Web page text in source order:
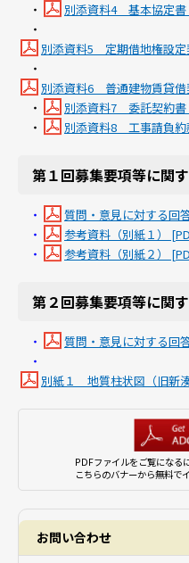
・
別添資料4 基本協定書
・
別添資料5 定期借地権設定
・
別添資料6 普通建物賃貸借
・
別添資料7 委託契約書
・
別添資料8 工事請負約
第１回募集要項等に関
・
質問・意見に対する回
・
参考資料（別紙１）
・
参考資料（別紙２）
第２回募集要項等に関
・
質問・意見に対する回
・
別紙１＿地質柱状図（旧新
PDFファイルをご覧になる
こちらのバナーから無料で
お問い合わせ